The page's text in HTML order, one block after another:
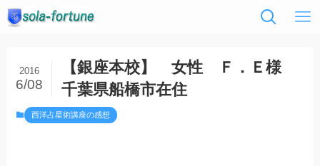
【銀座本校】 女性 Ｆ．Ｅ様
千葉県船橋市在住
2016
6/08
西洋占星術講座の感想